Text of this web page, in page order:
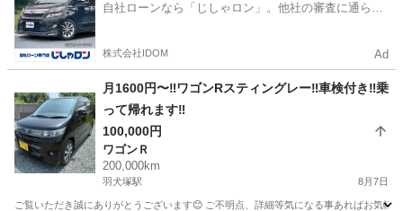
自社ローンなら「じしゃロン」。他社の審査に通らな
株式会社IDOM Ad
月1600円〜‼️ワゴンRスティングレー‼️車検付き‼️乗
って帰れます‼️
100,000円
ワゴンＲ
200,000km
羽犬塚駅 8月7日
ご覧いただき誠にありがとうございます😊 ご不明点、詳細等気になる事あればお気